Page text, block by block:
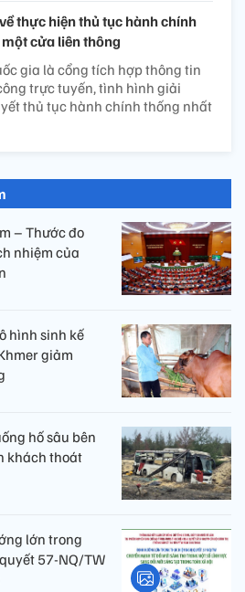
thực hiện thủ tục hành chính
cửa liên thông
gia là cổng tích hợp thông tin
trực tuyến, tình hình giải
thủ tục hành chính thống nhất
– Thước đo
nhiệm của
hình sinh kế
giảm
hố sâu bên
khách thoát
lớn trong
57-NQ/TW